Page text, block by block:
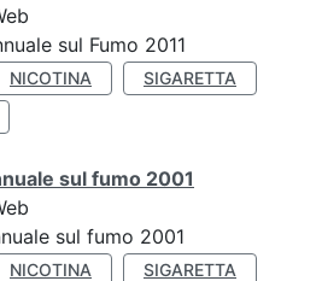
sul Fumo 2011
NICOTINA
SIGARETTA
sul fumo 2001
sul fumo 2001
NICOTINA
SIGARETTA